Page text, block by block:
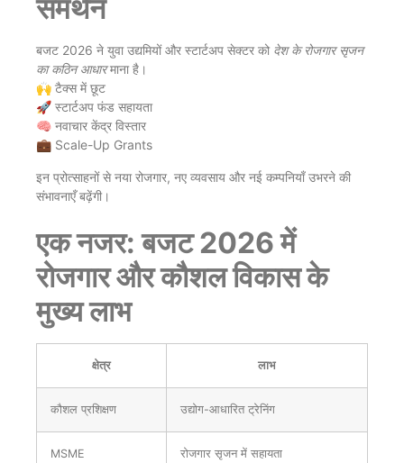
समर्थन
बजट 2026 ने युवा उद्यमियों और स्टार्टअप सेक्टर को देश के रोजगार सृजन
का कठिन आधारमाना है।
🙌 टैक्स में छूट
🚀 स्टार्टअप फंड सहायता
🧠 नवाचार केंद्र विस्तार
💼 Scale-Up Grants
इन प्रोत्साहनों से नया रोजगार, नए व्यवसाय और नई कम्पनियाँ उभरने की
संभावनाएँ बढ़ेंगी।
एक नजर: बजट 2026 में
रोजगार और कौशल विकास के
मुख्य लाभ
क्षेत्र लाभ
कौशल प्रशिक्षण उद्योग-आधारित ट्रेनिंग
MSME रोजगार सृजन में सहायता